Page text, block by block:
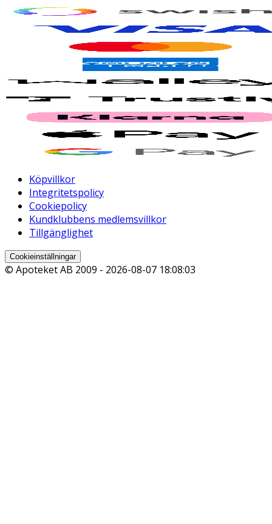
Köpvillkor
Integritetspolicy
Cookiepolicy
Kundklubbens medlemsvillkor
Tillgänglighet
Cookieinställningar
© Apoteket AB 2009 - 2026-08-07 18:08:03